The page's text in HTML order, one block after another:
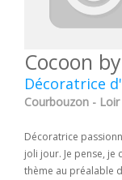
Cocoon
Décoratrice
Courbouzon -
Décoratrice
joli jour. Je pense,
thème au préalable